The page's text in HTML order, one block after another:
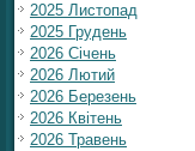
2025 Листопад
2025 Грудень
2026 Січень
2026 Лютий
2026 Березень
2026 Квітень
2026 Травень